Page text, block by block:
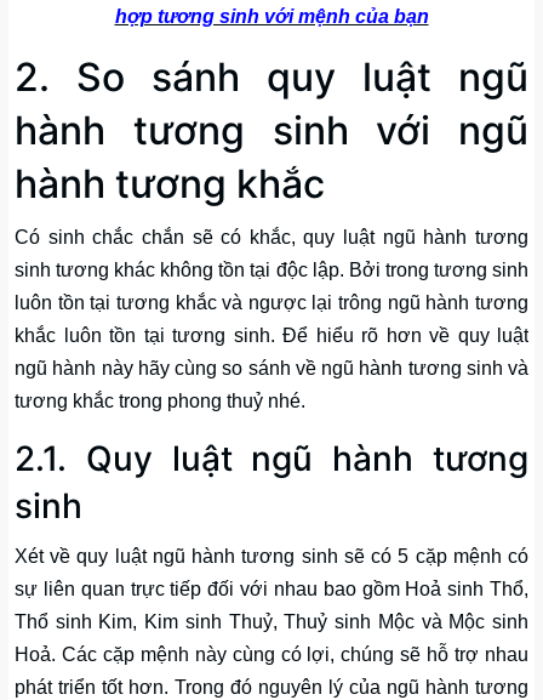
hợp tương sinh với mệnh của bạn
2. So sánh quy luật ngũ
hành tương sinh với ngũ
hành tương khắc
Có sinh chắc chắn sẽ có khắc, quy luật ngũ hành tương
sinh tương khác không tồn tại độc lập. Bởi trong tương sinh
luôn tồn tại tương khắc và ngược lại trông ngũ hành tương
khắc luôn tồn tại tương sinh. Để hiểu rõ hơn về quy luật
ngũ hành này hãy cùng so sánh về ngũ hành tương sinh và
tương khắc trong phong thuỷ nhé.
2.1. Quy luật ngũ hành tương
sinh
Xét về quy luật ngũ hành tương sinh sẽ có 5 cặp mệnh có
sự liên quan trực tiếp đối với nhau bao gồm Hoả sinh Thổ,
Thổ sinh Kim, Kim sinh Thuỷ, Thuỷ sinh Mộc và Mộc sinh
Hoả. Các cặp mệnh này cùng có lợi, chúng sẽ hỗ trợ nhau
phát triển tốt hơn. Trong đó nguyên lý của ngũ hành tương